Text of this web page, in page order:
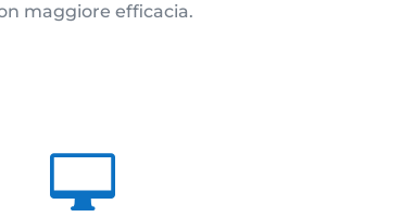
maggiore efficacia.
